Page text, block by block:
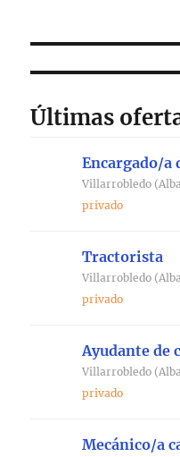
Últimas
Encargado/a
Villarrobledo
privado
Tractorista
Villarrobledo
privado
Ayudante de
Villarrobledo
privado
Mecánico/a